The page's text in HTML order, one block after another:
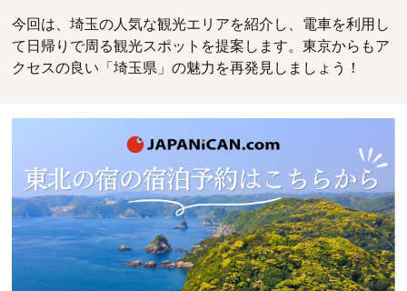
今回は、埼玉の人気な観光エリアを紹介し、電車を利用し
て日帰りで周る観光スポットを提案します。東京からもア
クセスの良い「埼玉県」の魅力を再発見しましょう！